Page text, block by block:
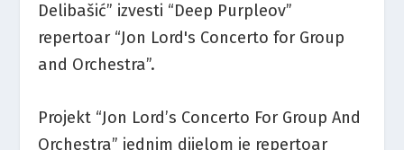
Delibašić” izvesti “Deep Purpleov”
repertoar “Jon Lord's Concerto for Group
and Orchestra”.
Projekt “Jon Lord’s Concerto For Group And
Orchestra” jednim dijelom je repertoar